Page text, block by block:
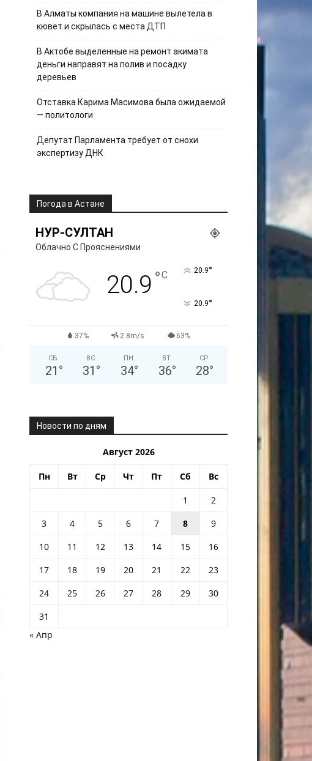
В Алматы компания на машине вылетела в
кювет и скрылась с места ДТП
В Актобе выделенные на ремонт акимата
деньги направят на полив и посадку
деревьев
Отставка Карима Масимова была ожидаемой
— политологи
Депутат Парламента требует от снохи
экспертизу ДНК
Погода в Астане
НУР-СУЛТАН
Облачно С Прояснениями
20.9 °C 20.9°
20.9°
37% 2.8m/s 63%
СБ
21 °
ВС
31 °
ПН
34°
ВТ
36°
СР
28°
Новости по дням
Август 2026
Пн Вт Ср Чт Пт Сб Вс
1
2
3
4 5 6 7 8
9
10
11 12 13 14 15
16
17
18 19 20 21 22
23
24
25 26 27 28 29
30
31
« Апр